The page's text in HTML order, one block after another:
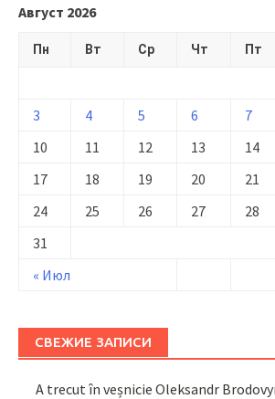
Август 2026
Пн Вт Ср Чт Пт
« Июл
3
4 5 6 7
10
11 12 13 14
17
18 19 20 21
24
25 26 27 28
31
СВЕЖИЕ ЗАПИСИ
A trecut în veșnicie Oleksandr